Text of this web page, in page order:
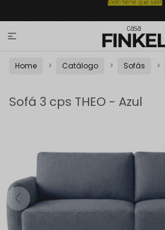

Home Catálogo Sofás
Sofá 3 cps THEO - Azul